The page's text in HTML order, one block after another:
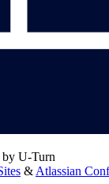
by U-Turn
& Atlassian